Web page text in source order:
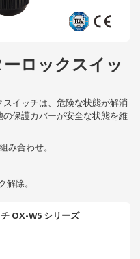
ーロックスイッ
イッチは、危険な状態が解消
保護カバーが安全な状態を維
み合わせ。
除。
OX-W5 シリーズ